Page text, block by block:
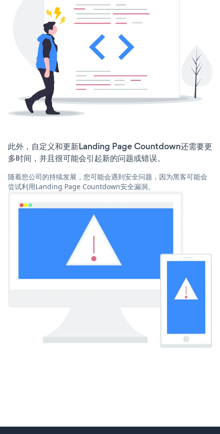
此外，自定义和更新Landing Page Countdown还需要更
多时间，并且很可能会引起新的问题或错误。
随着您公司的持续发展，您可能会遇到安全问题，因为黑客可能会
尝试利用Landing Page Countdown安全漏洞。